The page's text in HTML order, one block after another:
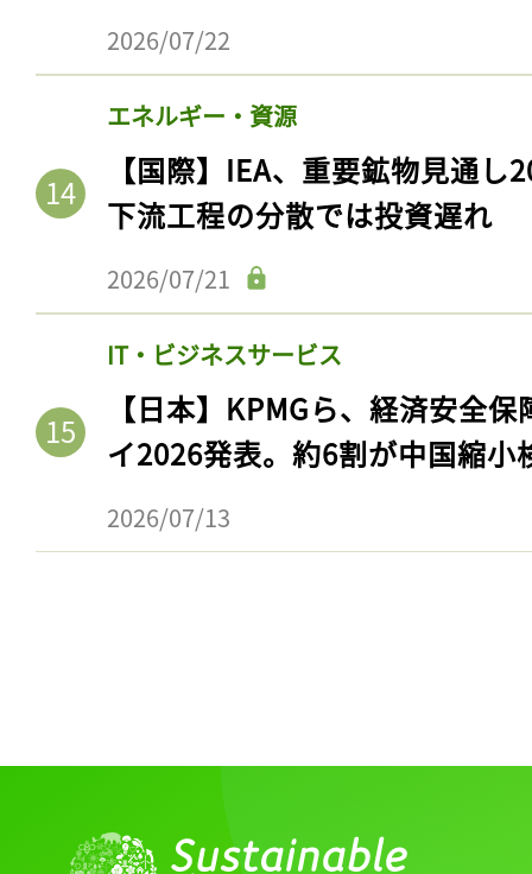
2026/07/22
エネルギー・資源
【国際】IEA、重要鉱物見通
下流工程の分散では投資遅れ
2026/07/21
IT・ビジネスサービス
【日本】KPMGら、経済安全
イ2026発表。約6割が中国縮小
2026/07/13